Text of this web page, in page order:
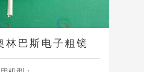
林巴斯电子粗镜